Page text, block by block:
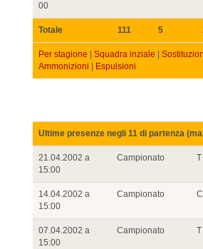
00
Totale 111 5
Per stagione Squadra inziale
Ammonizioni
Espulsioni
Ultime presenze negli 11 di partenza
21.04.2002 a
15:00
Campionato T
14.04.2002 a
15:00
Campionato C
07.04.2002 a
15:00
Campionato T